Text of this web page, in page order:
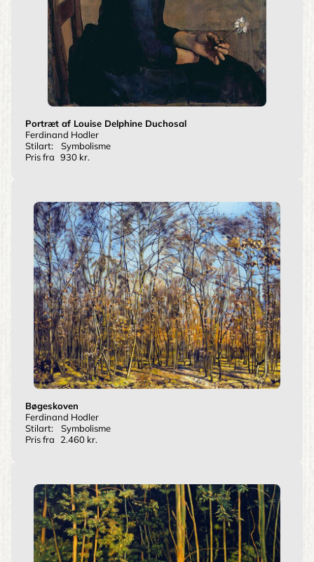
Portræt af Louise Delphine Duchosal
Ferdinand Hodler
Stilart:
Symbolisme
Pris fra 930 kr.
Bøgeskoven
Ferdinand Hodler
Stilart:
Symbolisme
Pris fra
2.460 kr.